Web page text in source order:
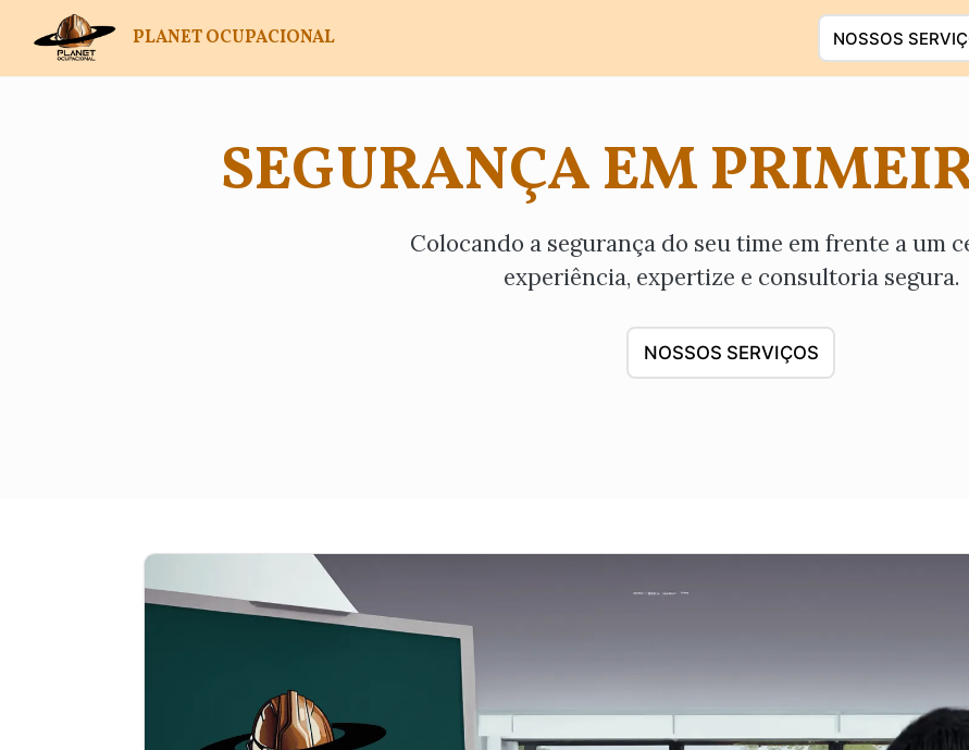
PLANET OCUPACIONAL NOSSOS
SEGURANÇA EM
Colocando a segurança do seu time em frente a um
experiência, expertize e consultoria segura.
NOSSOS SERVIÇOS